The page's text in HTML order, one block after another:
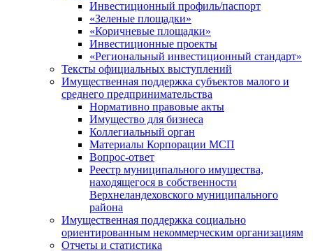
Инвестиционный профиль/паспорт
«Зеленые площадки»
«Коричневые площадки»
Инвестиционные проекты
«Региональный инвестиционный стандарт»
Тексты официальных выступлений
Имущественная поддержка субъектов малого и
среднего предпринимательства
Нормативно правовые акты
Имущество для бизнеса
Коллегиальный орган
Материалы Корпорации МСП
Вопрос-ответ
Реестр муниципального имущества,
находящегося в собственности
Верхнеландеховского муниципального
района
Имущественная поддержка социально
ориентированным некоммерческим организациям
Отчеты и статистика